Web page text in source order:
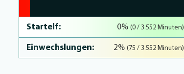
Startelf: 0%(0 / 3.552 Minuten)
Einwechslungen: 2%(75 / 3.552 Minuten)